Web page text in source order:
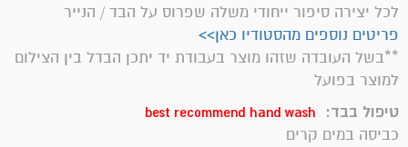
לכל יצירה סיפור ייחודי משלה שפרוס על הבד / הנייר
פריטים נוספים מהסטודיו כאן>>
**בשל העובדה שזהו מוצר בעבודת יד יתכן הבדל בין הצילום
למוצר בפועל
טיפול בבד:
best recommend hand wash
כביסה במים קרים